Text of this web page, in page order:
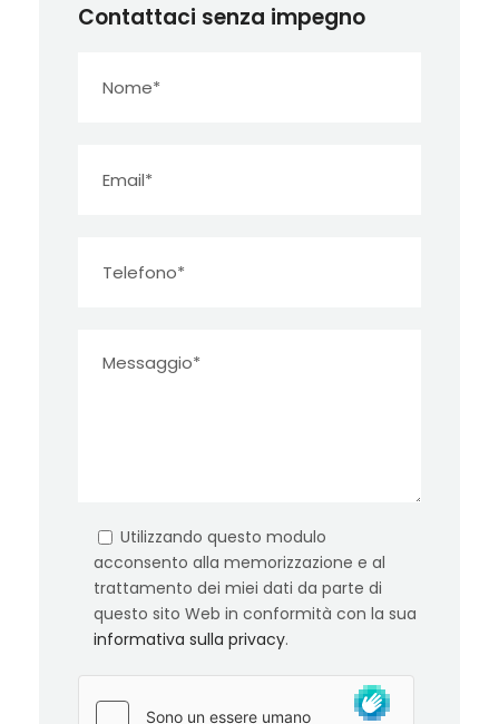
Contattaci senza impegno
Utilizzando questo modulo
acconsento alla memorizzazione e al
trattamento dei miei dati da parte di
questo sito Web in conformità con la sua
informativa sulla privacy.